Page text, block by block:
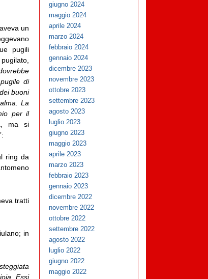
un
pugili
di
buoni
La
per il
ma si
ring da
tratti
in
Essi
giugno 2024
maggio 2024
aprile 2024
marzo 2024
febbraio 2024
gennaio 2024
dicembre 2023
novembre 2023
ottobre 2023
settembre 2023
agosto 2023
luglio 2023
giugno 2023
maggio 2023
aprile 2023
marzo 2023
febbraio 2023
gennaio 2023
dicembre 2022
novembre 2022
ottobre 2022
settembre 2022
agosto 2022
luglio 2022
giugno 2022
maggio 2022